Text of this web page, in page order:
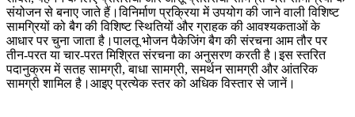
संयोजन से बनाए जाते हैं।विनिर्माण प्रक्रिया में उपयोग की जाने वाली विशिष्ट
सामग्रियों को बैग की विशिष्ट स्थितियों और ग्राहक की आवश्यकताओं के
आधार पर चुना जाता है।पालतू भोजन पैकेजिंग बैग की संरचना आम तौर पर
तीन-परत या चार-परत मिश्रित संरचना का अनुसरण करती है।इस स्तरित
पदानुक्रम में सतह सामग्री, बाधा सामग्री, समर्थन सामग्री और आंतरिक
सामग्री शामिल है।आइए प्रत्येक स्तर को अधिक विस्तार से जानें।